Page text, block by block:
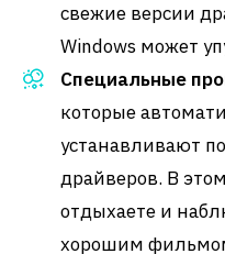
свежие версии
Windows может
Специальные
которые
устанавливают
драйверов. В
отдыхаете и
хорошим